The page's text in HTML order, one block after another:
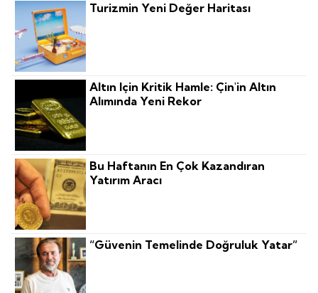
Turizmin Yeni Değer Haritası
Altın Için Kritik Hamle: Çin'in Altın
Alımında Yeni Rekor
Bu Haftanın En Çok Kazandıran
Yatırım Aracı
“Güvenin Temelinde Doğruluk Yatar”